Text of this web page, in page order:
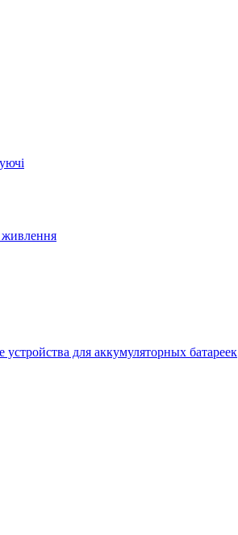
живлення
устройства для аккумуляторных батареек